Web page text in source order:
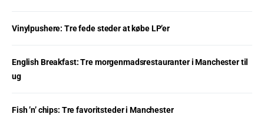
Vinylpushere: Tre fede steder at købe LP’er
English Breakfast: Tre morgenmadsrestauranter i Manchester til
ug
Fish ’n’ chips: Tre favoritsteder i Manchester